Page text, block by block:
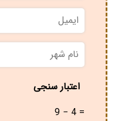
ایمیل
نام
شهر *
اعتبار سنجی
9 − 4 =